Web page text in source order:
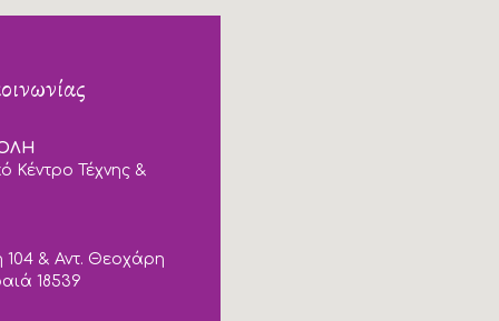
Κέντρο Τέχνης &
104 & Αντ. Θεοχάρη
18539